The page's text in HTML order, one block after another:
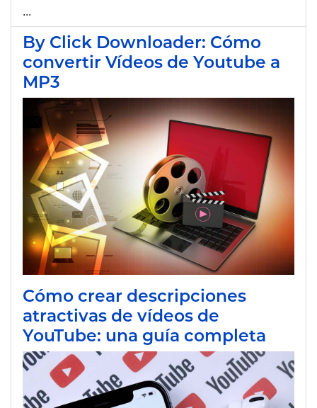
...
By Click Downloader: Cómo
convertir Vídeos de Youtube a
MP3
Cómo crear descripciones
atractivas de vídeos de
YouTube: una guía completa